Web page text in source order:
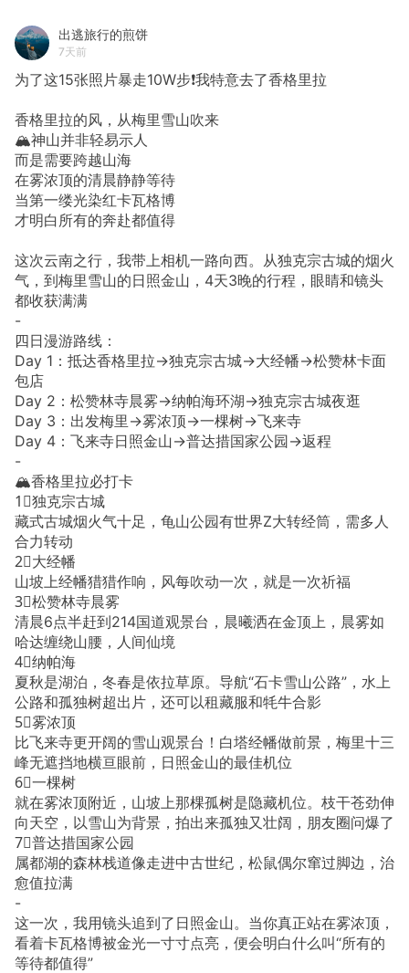
出逃旅行的煎饼
7天前
为了这15张照片暴走10W步❗我特意去了香格里拉
香格里拉的风，从梅里雪山吹来
🏔️神山并非轻易示人
而是需要跨越山海
在雾浓顶的清晨静静等待
当第一缕光染红卡瓦格博
才明白所有的奔赴都值得
这次云南之行，我带上相机一路向西。从独克宗古城的烟火
气，到梅里雪山的日照金山，4天3晚的行程，眼睛和镜头
都收获满满
-
四日漫游路线：
Day 1：抵达香格里拉→独克宗古城→大经幡→松赞林卡面
包店
Day 2：松赞林寺晨雾→纳帕海环湖→独克宗古城夜逛
Day 3：出发梅里→雾浓顶→一棵树→飞来寺
Day 4：飞来寺日照金山→普达措国家公园→返程
-
🏔️香格里拉必打卡
1⃣️独克宗古城
藏式古城烟火气十足，龟山公园有世界Z大转经筒，需多人
合力转动
2⃣️大经幡
山坡上经幡猎猎作响，风每吹动一次，就是一次祈福
3⃣️松赞林寺晨雾
清晨6点半赶到214国道观景台，晨曦洒在金顶上，晨雾如
哈达缠绕山腰，人间仙境
4⃣️纳帕海
夏秋是湖泊，冬春是依拉草原。导航“石卡雪山公路”，水上
公路和孤独树超出片，还可以租藏服和牦牛合影
5⃣️雾浓顶
比飞来寺更开阔的雪山观景台！白塔经幡做前景，梅里十三
峰无遮挡地横亘眼前，日照金山的最佳机位
6⃣️一棵树
就在雾浓顶附近，山坡上那棵孤树是隐藏机位。枝干苍劲伸
向天空，以雪山为背景，拍出来孤独又壮阔，朋友圈问爆了
7⃣️普达措国家公园
属都湖的森林栈道像走进中古世纪，松鼠偶尔窜过脚边，治
愈值拉满
-
这一次，我用镜头追到了日照金山。当你真正站在雾浓顶，
看着卡瓦格博被金光一寸寸点亮，便会明白什么叫“所有的
等待都值得”